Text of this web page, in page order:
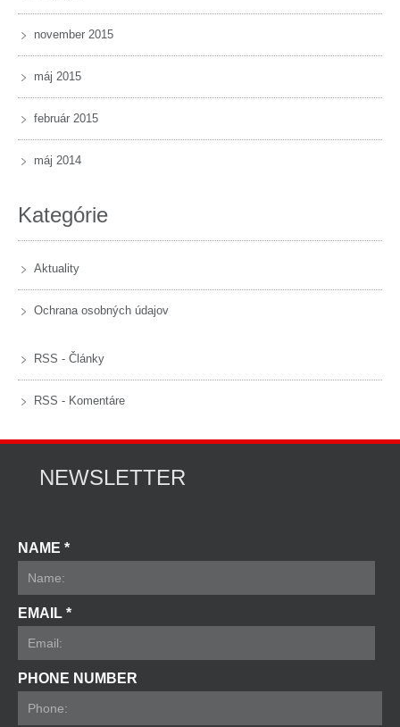
november 2015
máj 2015
február 2015
máj 2014
Kategórie
Aktuality
Ochrana osobných údajov
RSS - Články
RSS - Komentáre
NEWSLETTER
NAME *
EMAIL *
PHONE NUMBER